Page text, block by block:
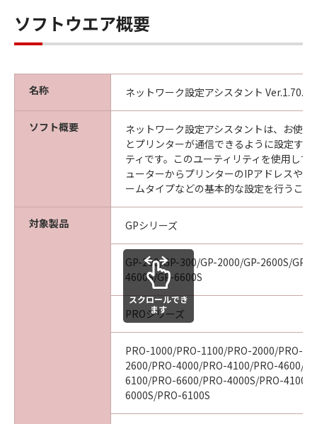
見された場合には、キヤノンは、「メディ
ア」を交換いたします。
保証の否認・免責
状態で使用許諾されます。キヤノン、キヤノン
の関連会社、それらの販売代理店及び販売店
は、「本ソフトウエア」に関して、商品性及び
特定の目的への適合性の保証を含め、いかなる
保証も、明示たると黙示たるとを問わず一切し
ないものとします。
(2) キヤノン、キヤノンの関連会社、それらの販
の使用または使用不能から生ずるいかなる損害
（逸失利益及びその他の派生的または付随的な
損害を含むがこれらに限定されない）につい
て、一切の責任を負わないものとします。例
え、キヤノン、キヤノンの関連会社、それらの
販売代理店及び販売店がかかる損害の可能性に
ついて知らされていた場合でも同様です。
(3) キヤノン、キヤノンの関連会社、それらの販
売代理店及び販売店は、「本ソフトウエア」の
使用に起因または関連してお客様と第三者との
間に生じたいかなる紛争についても、一切責任
を負わないものとします。
ソフトウエア概要
名称 ネットワーク設定アシスタント Ver.1.70.0
ソフト概要
ネットワーク設定アシスタントは、お使
とプリンターが通信できるように設定す
ティです。このユーティリティを使用して
ューターからプリンターのIPアドレスや
ームタイプなどの基本的な設定を行うこと
対象製品 GPシリーズ
GP-200/GP-300/GP-2000/GP-2600S/GP-
4600S/GP-6600S
PROシリーズ
PRO-1000/PRO-1100/PRO-2000/PRO-
2600/PRO-4000/PRO-4100/PRO-4600/
6100/PRO-6600/PRO-4000S/PRO-
6000S/PRO-6100S
スクロールでき
ます